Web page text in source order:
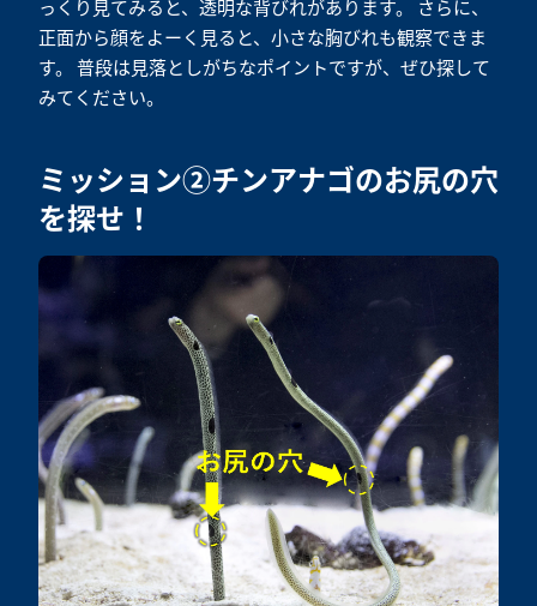
っくり見てみると、透明な背びれがあります。 さらに、
正面から顔をよーく見ると、小さな胸びれも観察できま
す。 普段は見落としがちなポイントですが、ぜひ探して
みてください。
ミッション②チンアナゴのお尻の穴
を探せ！